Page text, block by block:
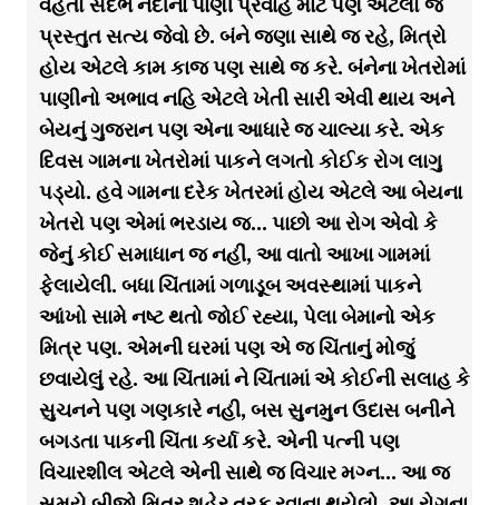
પ્રસ્તુત સત્ય જેવો છે. બંને જણા સાથે જ રહે, મિત્રો
હોય એટલે કામ કાજ પણ સાથે જ કરે. બંનેના ખેતરોમાં
પાણીનો અભાવ નહિ એટલે ખેતી સારી એવી થાય અને
બેયનું ગુજરાન પણ એના આધારે જ ચાલ્યા કરે. એક
દિવસ ગામના ખેતરોમાં પાકને લગતો કોઈક રોગ લાગુ
પડ્યો. હવે ગામના દરેક ખેતરમાં હોય એટલે આ બેયના
ખેતરો પણ એમાં ભરડાય જ… પાછો આ રોગ એવો કે
જેનું કોઈ સમાધાન જ નહીં, આ વાતો આખા ગામમાં
ફેલાયેલી. બધા ચિંતામાં ગળાડૂબ અવસ્થામાં પાકને
આંખો સામે નષ્ટ થતો જોઈ રહ્યા, પેલા બેમાનો એક
મિત્ર પણ. એમની ઘરમાં પણ એ જ ચિંતાનું મોજું
છવાયેલું રહે. આ ચિંતામાં ને ચિંતામાં એ કોઈની સલાહ કે
સુચનને પણ ગણકારે નહી, બસ સુનમુન ઉદાસ બનીને
બગડતા પાકની ચિંતા કર્યા કરે. એની પત્ની પણ
વિચારશીલ એટલે એની સાથે જ વિચાર મગ્ન… આ જ